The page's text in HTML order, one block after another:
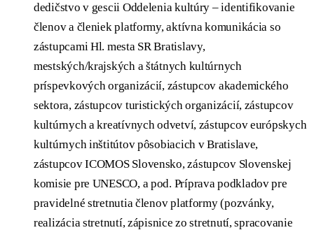
dedičstvo v gescii Oddelenia kultúry – identifikovanie
členov a členiek platformy, aktívna komunikácia so
zástupcami Hl. mesta SR Bratislavy,
mestských/krajských a štátnych kultúrnych
príspevkových organizácií, zástupcov akademického
sektora, zástupcov turistických organizácií, zástupcov
kultúrnych a kreatívnych odvetví, zástupcov európskych
kultúrnych inštitútov pôsobiacich v Bratislave,
zástupcov ICOMOS Slovensko, zástupcov Slovenskej
komisie pre UNESCO, a pod. Príprava podkladov pre
pravidelné stretnutia členov platformy (pozvánky,
realizácia stretnutí, zápisnice zo stretnutí, spracovanie